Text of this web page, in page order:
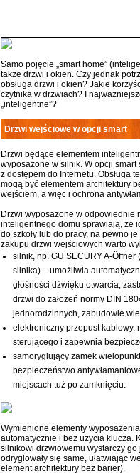
Samo pojęcie „smart home”
także drzwi i okien. Czy jednak
obsługa drzwi i okien? Jakie
czytnika w drzwiach? I
„inteligentne”?
Drzwi wejściowe w opcji smart
Drzwi będące elementem
wyposażone w silnik. W opcji
z dostępem do Internetu. Obsługa
mogą być elementem architektury
wejściem, a więc i ochrona
Drzwi wyposażone w odpowiednie
inteligentnego domu sprawiają, że
do szkoły lub do pracy, na pewno
zakupu drzwi wejściowych warto
silnik, np. GU SECURY A-
silnika) – umożliwia
głośności dźwięku otwarcia;
drzwi do założeń normy DIN
jednorodzinnych, zabudowie
elektroniczny przepust kablowy,
sterującego i zapewnia
samoryglujący zamek
bezpieczeństwo
miejscach tuż po zamknięciu.
Wymienione elementy
automatycznie i bez użycia klucza.
silnikowi drzwiowemu wystarczy
odryglowały się same, ułatwiając
element architektury bez barier).